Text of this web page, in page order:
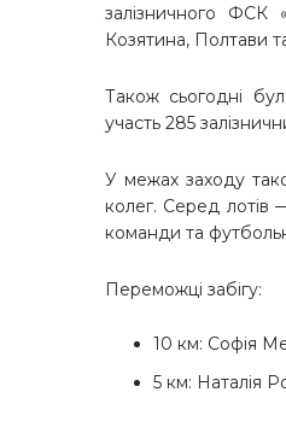
залізничного ФСК
Козятина, Полтави
Також сьогодні
участь 285
У межах заходу
колег. Серед лотів
команди та
Переможці забігу:
10 км: Софія
5 км: Наталія